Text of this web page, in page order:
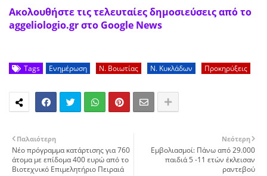
Ακολουθήστε τις τελευταίες δημοσιεύσεις από το
aggeliologio.gr στο Google News
Tags Ενημέρωση Ν. Βοιωτίας Ν. Κυκλάδων Προκηρύξεις
Νεότερη
Εμβολιασμοί: Πάνω από 29.000
παιδιά 5 -11 ετών έκλεισαν
ραντεβού
Παλαιότερη
Νέο πρόγραμμα κατάρτισης για 760
άτομα με επίδομα 400 ευρώ από το
Βιοτεχνικό Επιμελητήριο Πειραιά